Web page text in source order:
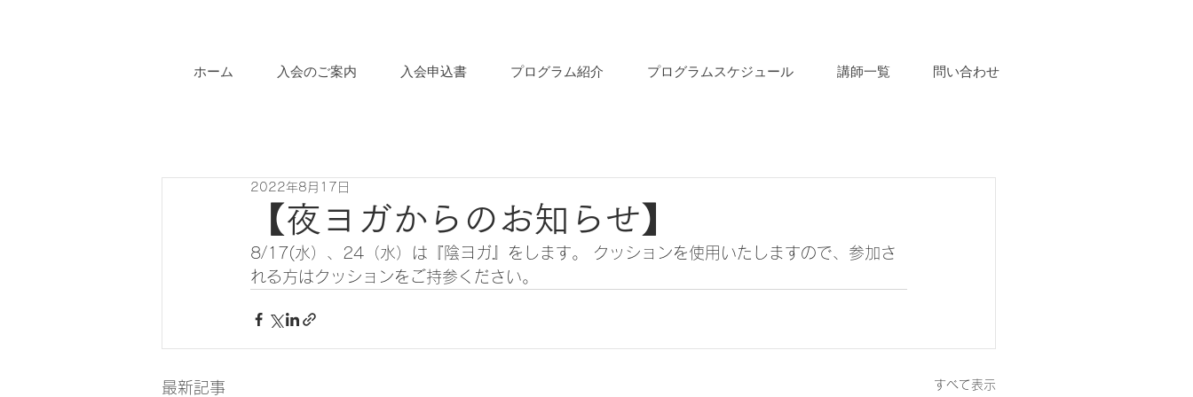
ホーム 入会のご案内 入会申込書 プログラム紹介 プログラムスケジュール 講師一覧 問い合わせ
【夜ヨガからのお知らせ】
2022年8月17日
8/17(水）、24（水）は『陰ヨガ』をします。 クッションを使用いたしますので、参加さ
れる方はクッションをご持参ください。
最新記事 すべて表示